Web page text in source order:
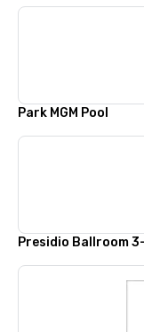
Park MGM Pool
Presidio Ballroom